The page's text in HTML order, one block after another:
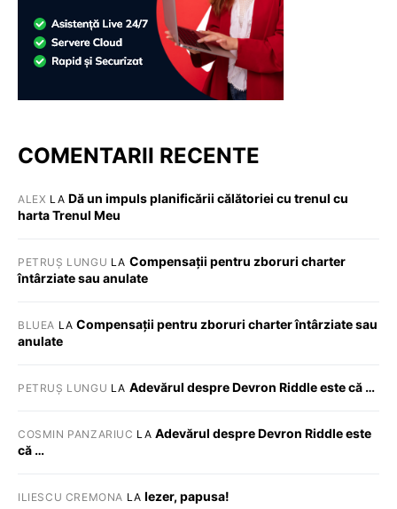
COMENTARII RECENTE
ALEX LA Dă un impuls planificării călătoriei cu trenul cu
harta Trenul Meu
PETRUȘ LUNGU LA Compensații pentru zboruri charter
întârziate sau anulate
BLUEA LACompensații pentru zboruri charter întârziate sau
anulate
PETRUȘ LUNGU LA Adevărul despre Devron Riddle este că …
COSMIN PANZARIUC LA Adevărul despre Devron Riddle este
că …
ILIESCU CREMONA LA Iezer, papusa!